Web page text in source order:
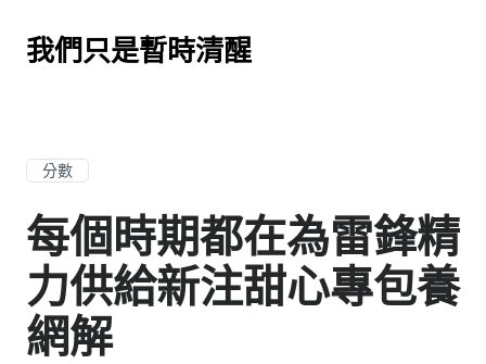
我們只是暫時清醒
分數
每個時期都在為雷鋒精
力供給新注甜心專包養
網解